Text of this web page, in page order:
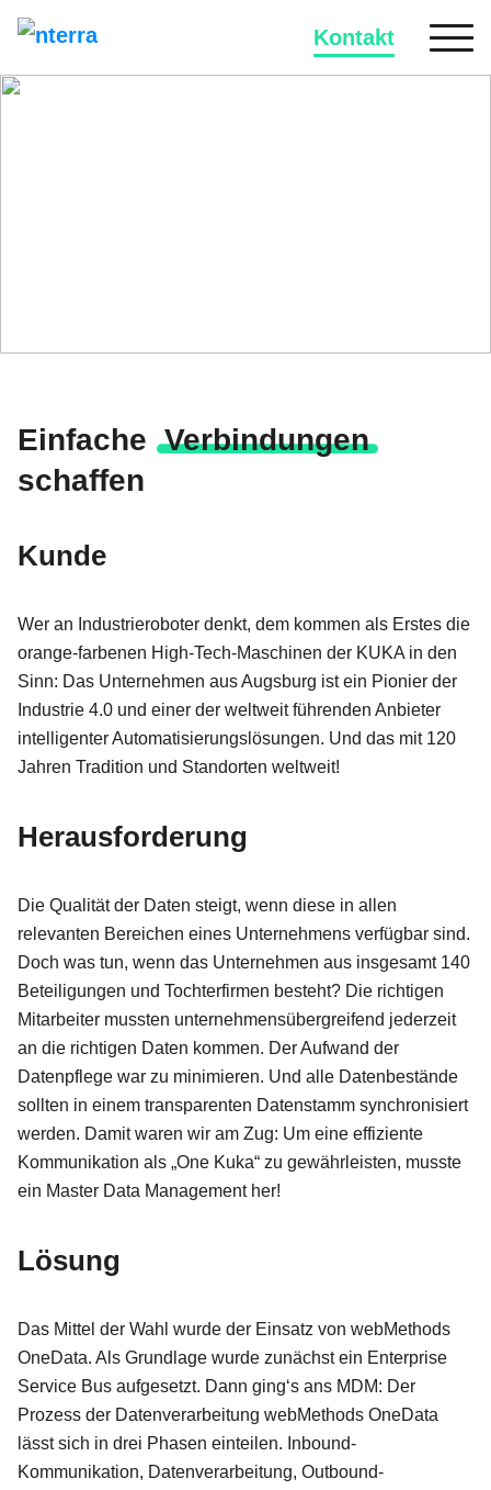
Kontakt
Einfache Verbindungen
schaffen
Kunde
Wer an Industrieroboter denkt, dem kommen als Erstes die
orange-farbenen High-Tech-Maschinen der KUKA in den
Sinn: Das Unternehmen aus Augsburg ist ein Pionier der
Industrie 4.0 und einer der weltweit führenden Anbieter
intelligenter Automatisierungslösungen. Und das mit 120
Jahren Tradition und Standorten weltweit!
Herausforderung
Die Qualität der Daten steigt, wenn diese in allen
relevanten Bereichen eines Unternehmens verfügbar sind.
Doch was tun, wenn das Unternehmen aus insgesamt 140
Beteiligungen und Tochterfirmen besteht? Die richtigen
Mitarbeiter mussten unternehmensübergreifend jederzeit
an die richtigen Daten kommen. Der Aufwand der
Datenpflege war zu minimieren. Und alle Datenbestände
sollten in einem transparenten Datenstamm synchronisiert
werden. Damit waren wir am Zug: Um eine effiziente
Kommunikation als „One Kuka“ zu gewährleisten, musste
ein Master Data Management her!
Lösung
Das Mittel der Wahl wurde der Einsatz von webMethods
OneData. Als Grundlage wurde zunächst ein Enterprise
Service Bus aufgesetzt. Dann ging‘s ans MDM: Der
Prozess der Datenverarbeitung webMethods OneData
lässt sich in drei Phasen einteilen. Inbound-
Kommunikation, Datenverarbeitung, Outbound-